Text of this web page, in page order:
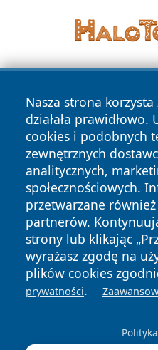
Nasza strona
działała
cookies i podobnych
zewnętrznych
analitycznych,
społecznościowych.
przetwarzane również
partnerów.
strony lub klikając
wyrażasz zgodę na
plików cookies
prywatności.
Copyright © 2026
zastrzeżone.
News Autorzy
Polityka